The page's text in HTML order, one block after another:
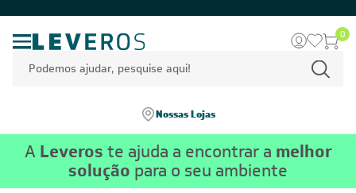
0
Nossas Lojas
A Leveros te ajuda a encontrar a melhor
solução para o seu ambiente